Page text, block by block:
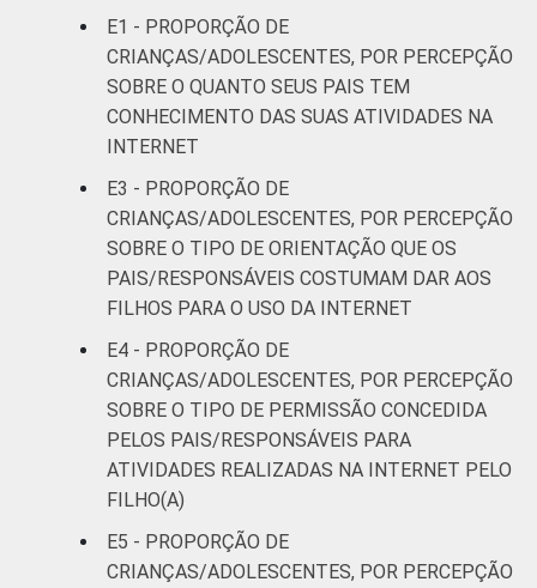
Médio ou
mais
FAIXA ETÁRIA
DA CRIANÇA OU
ADOLESCENTE
De 9 a 10
48
De 11 a 12
anos
62
De 13 a 14
anos
De 15 a 17
anos
55
RENDA
FAMILIAR
Até 1 SM 39
SM até 2 SM
E1 - PROPORÇÃO DE
CRIANÇAS/ADOLESCENTES, POR PERCEPÇÃO
SOBRE O QUANTO SEUS PAIS TEM
CONHECIMENTO DAS SUAS ATIVIDADES NA
INTERNET
E3 - PROPORÇÃO DE
CRIANÇAS/ADOLESCENTES, POR PERCEPÇÃO
SOBRE O TIPO DE ORIENTAÇÃO QUE OS
PAIS/RESPONSÁVEIS COSTUMAM DAR AOS
FILHOS PARA O USO DA INTERNET
E4 - PROPORÇÃO DE
CRIANÇAS/ADOLESCENTES, POR PERCEPÇÃO
SOBRE O TIPO DE PERMISSÃO CONCEDIDA
PELOS PAIS/RESPONSÁVEIS PARA
ATIVIDADES REALIZADAS NA INTERNET PELO
FILHO(A)
E5 - PROPORÇÃO DE
CRIANÇAS/ADOLESCENTES, POR PERCEPÇÃO